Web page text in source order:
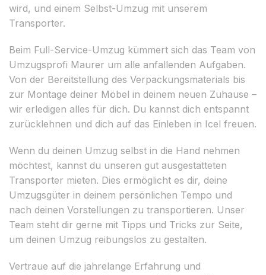
wird, und einem Selbst-Umzug mit unserem
Transporter.
Beim Full-Service-Umzug kümmert sich das Team von
Umzugsprofi Maurer um alle anfallenden Aufgaben.
Von der Bereitstellung des Verpackungsmaterials bis
zur Montage deiner Möbel in deinem neuen Zuhause –
wir erledigen alles für dich. Du kannst dich entspannt
zurücklehnen und dich auf das Einleben in Icel freuen.
Wenn du deinen Umzug selbst in die Hand nehmen
möchtest, kannst du unseren gut ausgestatteten
Transporter mieten. Dies ermöglicht es dir, deine
Umzugsgüter in deinem persönlichen Tempo und
nach deinen Vorstellungen zu transportieren. Unser
Team steht dir gerne mit Tipps und Tricks zur Seite,
um deinen Umzug reibungslos zu gestalten.
Vertraue auf die jahrelange Erfahrung und